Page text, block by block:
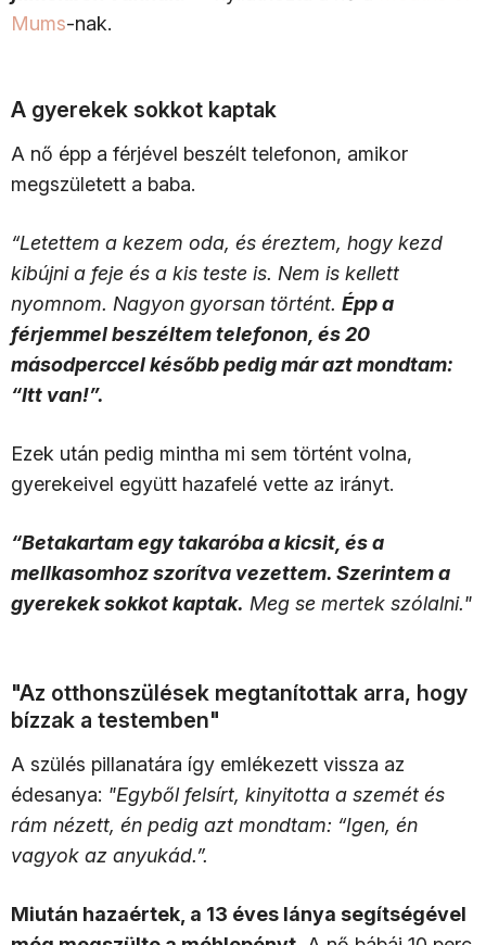
Mums-nak.
A gyerekek sokkot kaptak
A nő épp a férjével beszélt telefonon, amikor
megszületett a baba.
“Letettem a kezem oda, és éreztem, hogy kezd
kibújni a feje és a kis teste is. Nem is kellett
nyomnom. Nagyon gyorsan történt. Épp a
férjemmel beszéltem telefonon, és 20
másodperccel később pedig már azt mondtam:
“Itt van!”.
Ezek után pedig mintha mi sem történt volna,
gyerekeivel együtt hazafelé vette az irányt.
“Betakartam egy takaróba a kicsit, és a
mellkasomhoz szorítva vezettem. Szerintem a
gyerekek sokkot kaptak. Meg se mertek szólalni."
"Az otthonszülések megtanítottak arra, hogy
bízzak a testemben"
A szülés pillanatára így emlékezett vissza az
édesanya: "Egyből felsírt, kinyitotta a szemét és
rám nézett, én pedig azt mondtam: “Igen, én
vagyok az anyukád.”.
Miután hazaértek, a 13 éves lánya segítségével